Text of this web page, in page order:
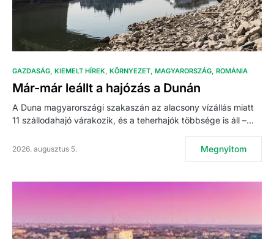
GAZDASÁG KIEMELT HÍREK KÖRNYEZET MAGYARORSZÁG ROMÁNIA
Már-már leállt a hajózás a Dunán
A Duna magyarországi szakaszán az alacsony vízállás miatt
11 szállodahajó várakozik, és a teherhajók többsége is áll –…
2026. augusztus 5. Megnyitom